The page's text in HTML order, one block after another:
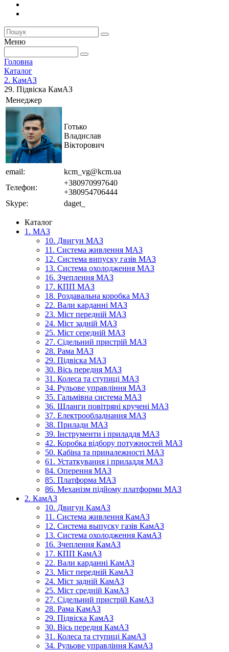
Меню
Головна
Каталог
2. КамАЗ
29. Підвіска КамАЗ
Менеджер
Готько
Владислав
Вікторович
email:
kcm_vg@kcm.ua
Телефон:
+380970997640
+380954706444
Skype:
daget_
Каталог
1. МАЗ
10. Двигун МАЗ
11. Система живлення МАЗ
12. Система випуску газів МАЗ
13. Система охолодження МАЗ
16. Зчеплення МАЗ
17. КПП МАЗ
18. Роздавальна коробка МАЗ
22. Вали карданні МАЗ
23. Міст передній МАЗ
24. Міст задній МАЗ
25. Міст середній МАЗ
27. Сідельний пристрій МАЗ
28. Рама МАЗ
29. Підвіска МАЗ
30. Вісь передня МАЗ
31. Колеса та ступиці МАЗ
34. Рульове управління МАЗ
35. Гальмівна система МАЗ
36. Шланги повітряні кручені МАЗ
37. Електрообладнання МАЗ
38. Прилади МАЗ
39. Інструменти і приладдя МАЗ
42. Коробка відбору потужностей МАЗ
50. Кабіна та приналежності МАЗ
61. Устаткування і приладдя МАЗ
84. Оперення МАЗ
85. Платформа МАЗ
86. Механізм підйому платформи МАЗ
2. КамАЗ
10. Двигун КамАЗ
11. Система живлення КамАЗ
12. Система выпуску газів КамАЗ
13. Система охолодження КамАЗ
16. Зчеплення КамАЗ
17. КПП КамАЗ
22. Вали карданні КамАЗ
23. Міст передній КамАЗ
24. Міст задній КамАЗ
25. Міст средній КамАЗ
27. Сідельний пристрій КамАЗ
28. Рама КамАЗ
29. Підвіска КамАЗ
30. Вісь передня КамАЗ
31. Колеса та ступиці КамАЗ
34. Рульове управління КамАЗ